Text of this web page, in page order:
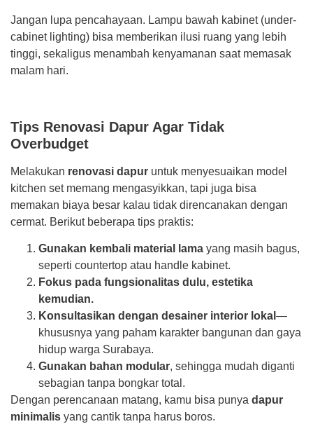
Jangan lupa pencahayaan. Lampu bawah kabinet (under-
cabinet lighting) bisa memberikan ilusi ruang yang lebih
tinggi, sekaligus menambah kenyamanan saat memasak
malam hari.
Tips Renovasi Dapur Agar Tidak
Overbudget
Melakukan renovasi dapur untuk menyesuaikan model
kitchen set memang mengasyikkan, tapi juga bisa
memakan biaya besar kalau tidak direncanakan dengan
cermat. Berikut beberapa tips praktis:
Gunakan kembali material lama yang masih bagus,
seperti countertop atau handle kabinet.
Fokus pada fungsionalitas dulu, estetika
kemudian.
Konsultasikan dengan desainer interior lokal —
khususnya yang paham karakter bangunan dan gaya
hidup warga Surabaya.
Gunakan bahan modular, sehingga mudah diganti
sebagian tanpa bongkar total.
Dengan perencanaan matang, kamu bisa punya dapur
minimalis yang cantik tanpa harus boros.